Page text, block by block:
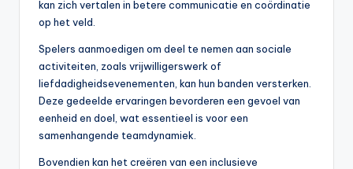
kan zich vertalen in betere communicatie en coördinatie
op het veld.
Spelers aanmoedigen om deel te nemen aan sociale
activiteiten, zoals vrijwilligerswerk of
liefdadigheidsevenementen, kan hun banden versterken.
Deze gedeelde ervaringen bevorderen een gevoel van
eenheid en doel, wat essentieel is voor een
samenhangende teamdynamiek.
Bovendien kan het creëren van een inclusieve